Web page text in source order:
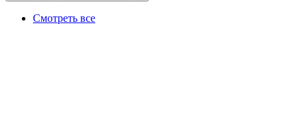
Смотреть все